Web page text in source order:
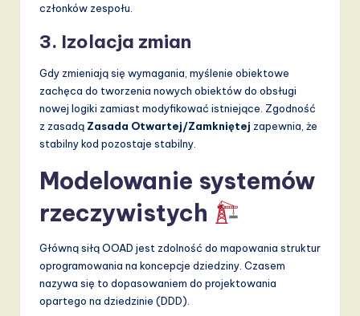
członków zespołu.
3. Izolacja zmian
Gdy zmieniają się wymagania, myślenie obiektowe
zachęca do tworzenia nowych obiektów do obsługi
nowej logiki zamiast modyfikować istniejące. Zgodność
z zasadą Zasada Otwartej/Zamkniętej zapewnia, że
stabilny kod pozostaje stabilny.
Modelowanie systemów
rzeczywistych
Główną siłą OOAD jest zdolność do mapowania struktur
oprogramowania na koncepcje dziedziny. Czasem
nazywa się to dopasowaniem do projektowania
opartego na dziedzinie (DDD).